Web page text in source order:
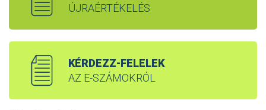
ÚJRAÉRTÉKELÉS
KÉRDEZZ-FELELEK
AZ E-SZÁMOKRÓL